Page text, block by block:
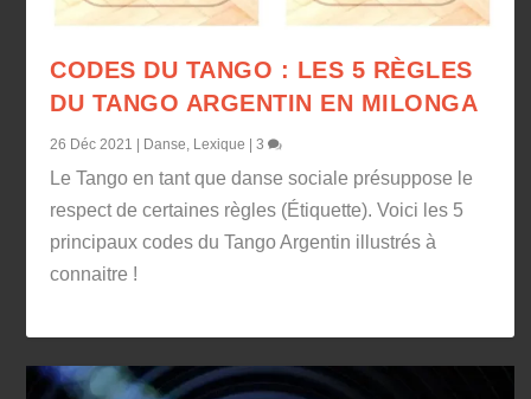
CODES DU TANGO : LES 5 RÈGLES
DU TANGO ARGENTIN EN MILONGA
26 Déc 2021 Danse, Lexique |3
Le Tango en tant que danse sociale présuppose le
respect de certaines règles (Étiquette). Voici les 5
principaux codes du Tango Argentin illustrés à
connaitre !